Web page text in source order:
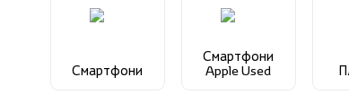
Смартфони
Смартфони
Apple Used